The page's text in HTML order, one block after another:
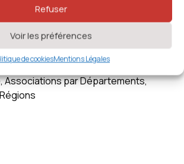
Refuser
Voir les préférences
de cookiesMentions Légales
,Associations par Départements,